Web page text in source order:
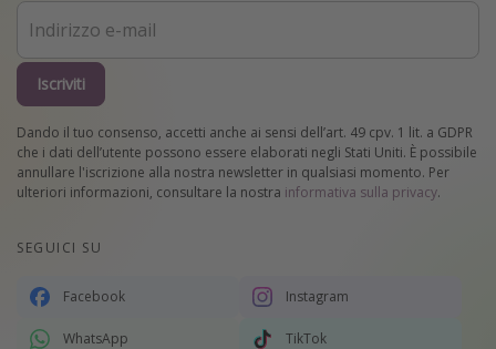
Iscriviti
Dando il tuo consenso, accetti anche ai sensi dell’art. 49 cpv. 1 lit. a GDPR
che i dati dell’utente possono essere elaborati negli Stati Uniti. È possibile
annullare l'iscrizione alla nostra newsletter in qualsiasi momento. Per
ulteriori informazioni, consultare la nostra informativa sulla privacy.
SEGUICI SU
Facebook Instagram
WhatsApp TikTok